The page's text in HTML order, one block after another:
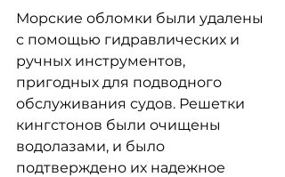
Морские обломки были удалены
с помощью гидравлических и
ручных инструментов,
пригодных для подводного
обслуживания судов. Решетки
кингстонов были очищены
водолазами, и было
подтверждено их надежное